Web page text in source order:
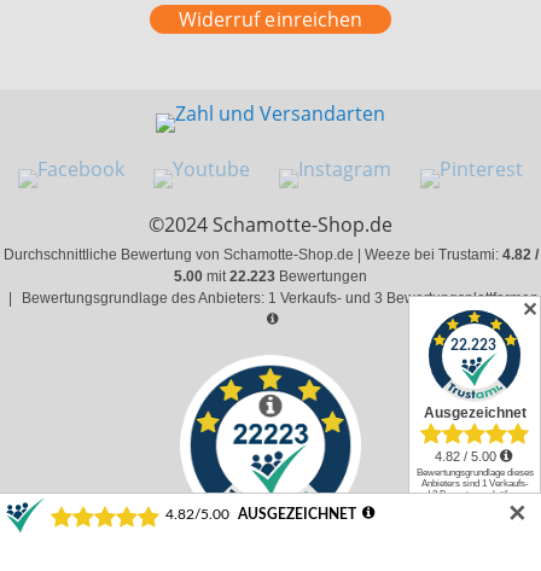
Widerruf einreichen
©2024 Schamotte-Shop.de
Durchschnittliche Bewertung von Schamotte-Shop.de | Weeze bei Trustami: 4.82 /
5.00 mit22.223 Bewertungen
Bewertungsgrundlage des Anbieters: 1 Verkaufs- und 3 Bewertungsplattformen
✕
✕